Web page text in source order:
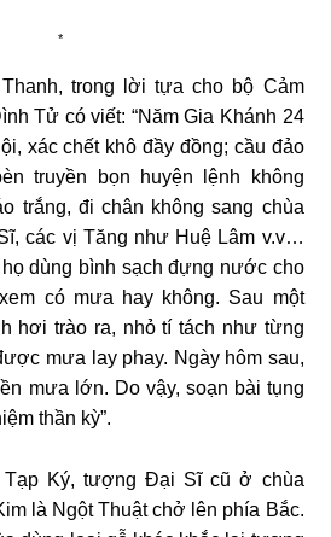
*
trong lời tựa cho bộ Cảm
Tử có viết: “Năm Gia Khánh 24
xác chết khô đầy đồng; cầu đảo
truyền bọn huyện lệnh không
trắng, đi chân không sang chùa
các vị Tăng như Huệ Lâm v.v…
dùng bình sạch đựng nước cho
có mưa hay không. Sau một
hơi trào ra, nhỏ tí tách như từng
mưa lay phay. Ngày hôm sau,
mưa lớn. Do vậy, soạn bài tụng
thần kỳ”.
Tạp Ký, tượng Đại Sĩ cũ ở chùa
là Ngột Thuật chở lên phía Bắc.